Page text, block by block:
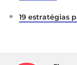
19 estratégias